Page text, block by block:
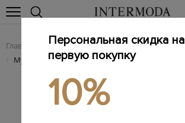
Главная Мужчинам / Одежда / Пиджаки
/ Мужские пиджаки
Персональная скидка на
первую покупку
10%